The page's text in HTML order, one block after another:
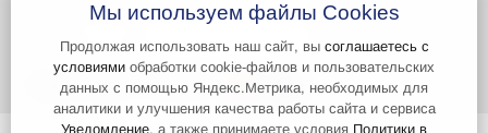
Задать вопрос Контакты
Мы используем файлы Cookies
Продолжая использовать наш сайт, вы соглашаетесь с
условиями обработки cookie-файлов и пользовательских
данных с помощью Яндекс.Метрика, необходимых для
аналитики и улучшения качества работы сайта и сервиса
Уведомление, а также принимаете условия Политики в